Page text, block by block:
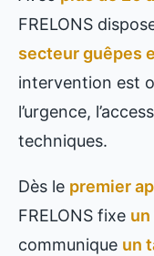
FRELONS
secteur guêpes
intervention est
l’urgence,
techniques.
Dès le premier
FRELONS fixe
communique un